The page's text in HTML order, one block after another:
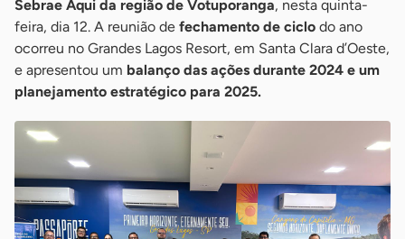
Sebrae Aqui da região de Votuporanga, nesta quinta-
feira, dia 12. A reunião de fechamento de ciclo do ano
ocorreu no Grandes Lagos Resort, em Santa Clara d’Oeste,
e apresentou um balanço das ações durante 2024 e um
planejamento estratégico para 2025.